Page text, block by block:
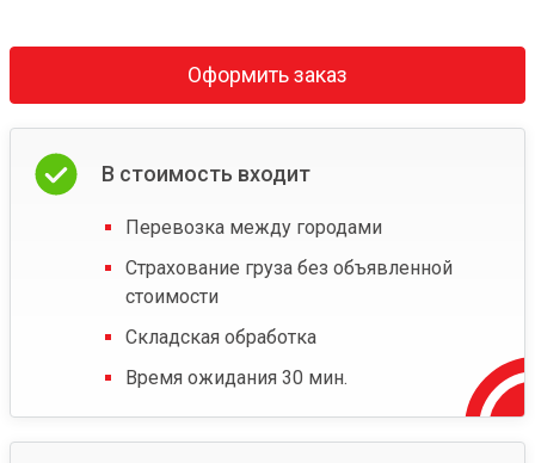
Оформить заказ
В стоимость входит
Перевозка между городами
Страхование груза без объявленной
стоимости
Складская обработка
Время ожидания 30 мин.